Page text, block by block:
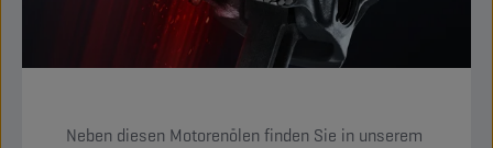
Neben diesen Motorenölen finden Sie in unserem